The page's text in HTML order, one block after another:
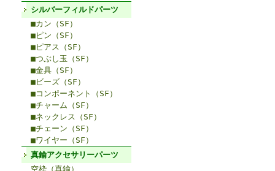
シルバーフィルドパーツ
■カン（SF）
■ピン（SF）
■ピアス（SF）
■つぶし玉（SF）
■金具（SF）
■ビーズ（SF）
■コンポーネント（SF）
■チャーム（SF）
■ネックレス（SF）
■チェーン（SF）
■ワイヤー（SF）
真鍮アクセサリーパーツ
空枠（真鍮）